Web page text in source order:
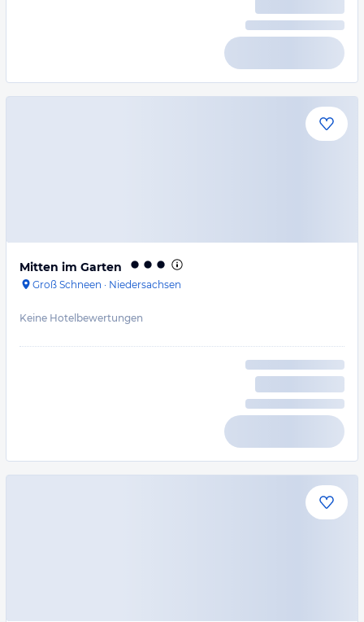
Mitten im Garten
Groß Schneen · Niedersachsen
Keine Hotelbewertungen